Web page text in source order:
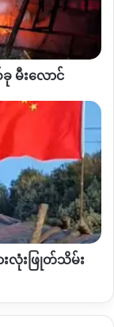
ဓာတ်ဆီတွေကတော့
ည့်လို့ရ သေးတယ်။
ဖြစ်သေးဘူး
ော့ဘူးပြောတယ်။
ရမ်းလိုတယ်လေ။
ောင့်နေတယ်လို့
းနှုန်း တစ်လီတာ
နေပေမဲ့
ဆီကိုလူတစ်ဦးကို
ချပေးနေ တယ်လို့
ေး စစ်ပွဲ
နိုင်ငံမှာလည်း စက်
ခု မီးလောင်
လုံးဖြုတ်သိမ်း